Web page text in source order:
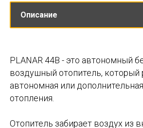
PLANAR 44B - это автономный
воздушный отопитель, который
автономная или
отопления.
Отопитель забирает воздух из